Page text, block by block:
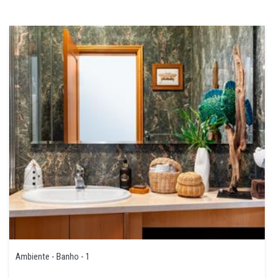
Ambiente - Banho - 1